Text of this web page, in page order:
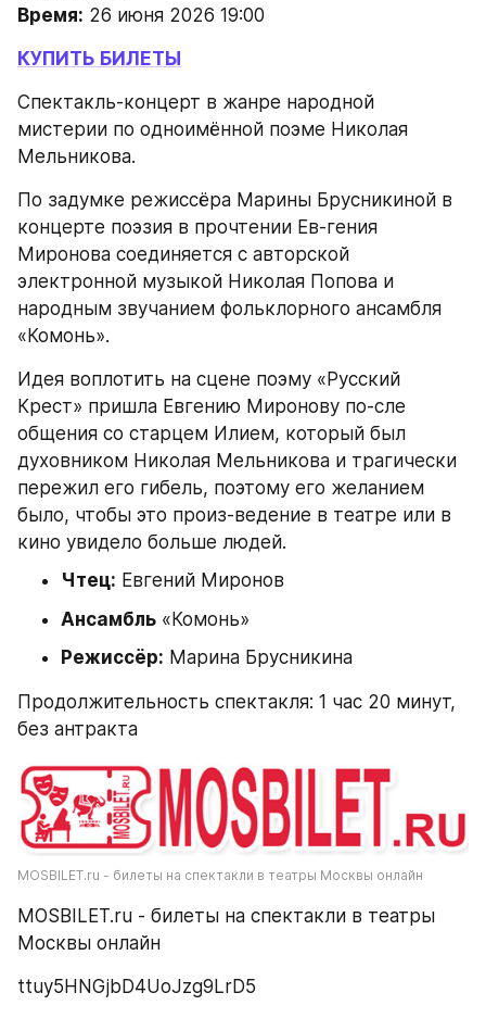
Время: 26 июня 2026 19:00
КУПИТЬ БИЛЕТЫ
Спектакль-концерт в жанре народной
мистерии по одноимённой поэме Николая
Мельникова.
По задумке режиссёра Марины Брусникиной в
концерте поэзия в прочтении Ев-гения
Миронова соединяется с авторской
электронной музыкой Николая Попова и
народным звучанием фольклорного ансамбля
«Комонь».
Идея воплотить на сцене поэму «Русский
Крест» пришла Евгению Миронову по-сле
общения со старцем Илием, который был
духовником Николая Мельникова и трагически
пережил его гибель, поэтому его желанием
было, чтобы это произ-ведение в театре или в
кино увидело больше людей.
Чтец: Евгений Миронов
Ансамбль «Комонь»
Режиссёр: Марина Брусникина
Продолжительность спектакля: 1 час 20 минут,
без антракта
MOSBILET.ru - билеты на спектакли в театры Москвы онлайн
MOSBILET.ru - билеты на спектакли в театры
Москвы онлайн
ttuy5HNGjbD4UoJzg9LrD5